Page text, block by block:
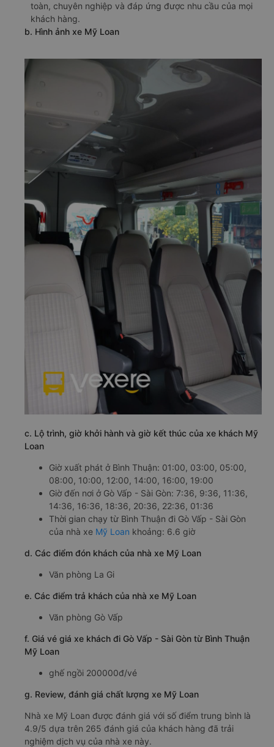
toàn, chuyên nghiệp và đáp ứng được nhu cầu của mọi
khách hàng.
b. Hình ảnh xe Mỹ Loan
c. Lộ trình, giờ khởi hành và giờ kết thúc của xe khách Mỹ
Loan
Giờ xuất phát ở Bình Thuận: 01:00, 03:00, 05:00,
08:00, 10:00, 12:00, 14:00, 16:00, 19:00
Giờ đến nơi ở Gò Vấp - Sài Gòn: 7:36, 9:36, 11:36,
14:36, 16:36, 18:36, 20:36, 22:36, 01:36
Thời gian chạy từ Bình Thuận đi Gò Vấp - Sài Gòn
của nhà xe Mỹ Loan khoảng: 6.6 giờ
d. Các điểm đón khách của nhà xe Mỹ Loan
Văn phòng La Gi
e. Các điểm trả khách của nhà xe Mỹ Loan
Văn phòng Gò Vấp
f. Giá vé giá xe khách đi Gò Vấp - Sài Gòn từ Bình Thuận
Mỹ Loan
ghế ngồi 200000đ/vé
g. Review, đánh giá chất lượng xe Mỹ Loan
Nhà xe Mỹ Loan được đánh giá với số điểm trung bình là
4.9/5 dựa trên 265 đánh giá của khách hàng đã trải
nghiệm dịch vụ của nhà xe này.